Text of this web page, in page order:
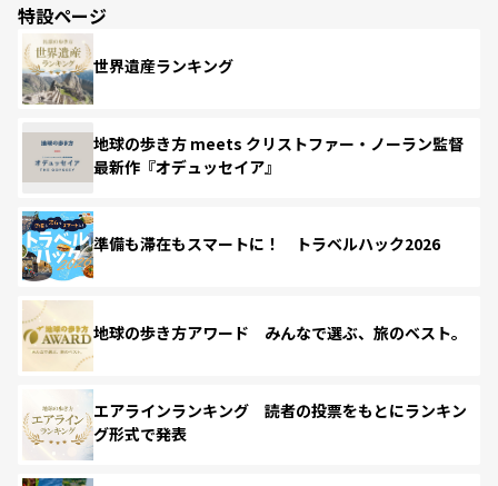
特設ページ
世界遺産ランキング
地球の歩き方 meets クリストファー・ノーラン監督
最新作『オデュッセイア』
準備も滞在もスマートに！ トラベルハック2026
地球の歩き方アワード みんなで選ぶ、旅のベスト。
エアラインランキング 読者の投票をもとにランキン
グ形式で発表